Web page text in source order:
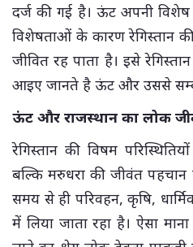
दर्ज की गई है। ऊंट अपनी
विशेषताओं के कारण रेगिस्तान
जीवित रह पाता है। इसे
आइए जानते है ऊंट और उससे
ऊंट और राजस्थान का लोक
रेगिस्तान की विषम
बल्कि मरुधरा की जीवंत पहचान
समय से ही परिवहन, कृषि,
में लिया जाता रहा है। ऐसा